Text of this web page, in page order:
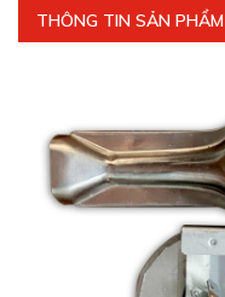
THÔNG TIN SẢN PHẨM